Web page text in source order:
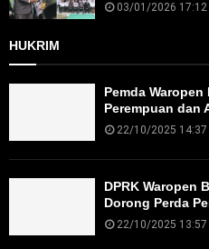
03/01/2026 17:12
HUKRIM
Pemda
Perempuan dan
22/10/2025 14:37
DPRK Waropen
Dorong Perda
22/10/2025 13:57